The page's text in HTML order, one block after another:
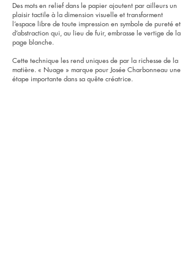
Des mots en relief dans le papier ajoutent par ailleurs un
plaisir tactile à la dimension visuelle et transforment
l’espace libre de toute impression en symbole de pureté et
d’abstraction qui, au lieu de fuir, embrasse le vertige de la
page blanche.
Cette technique les rend uniques de par la richesse de la
matière. « Nuage » marque pour Josée Charbonneau une
étape importante dans sa quête créatrice.